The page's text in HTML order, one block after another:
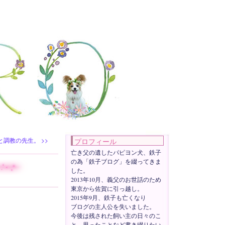
調教の先生。 >> プロフィール
亡き父の遺したパピヨン犬、鉄子
の為「鉄子ブログ」を綴ってきま
した。
2013年10月、義父のお世話のため
東京から佐賀に引っ越し。
2015年9月、鉄子も亡くなり
ブログの主人公を失いました。
今後は残された飼い主の日々のこ